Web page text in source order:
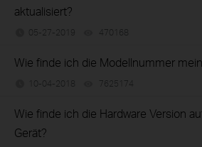
aktualisiert?
05-27-2019 470168
Wie finde ich die Modellnummer
10-04-2018 7625174
Wie finde ich die Hardware Version
Gerät?